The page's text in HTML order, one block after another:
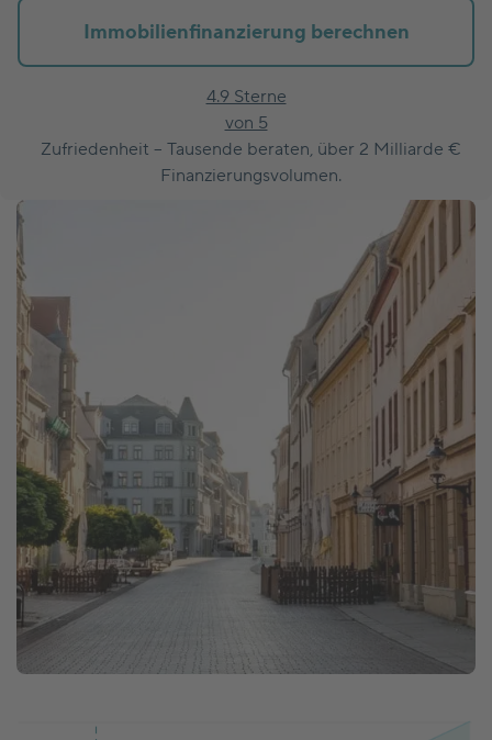
Immobilienfinanzierung berechnen
4.9 Sterne
von 5
Zufriedenheit – Tausende beraten, über 2 Milliarde €
Finanzierungsvolumen.